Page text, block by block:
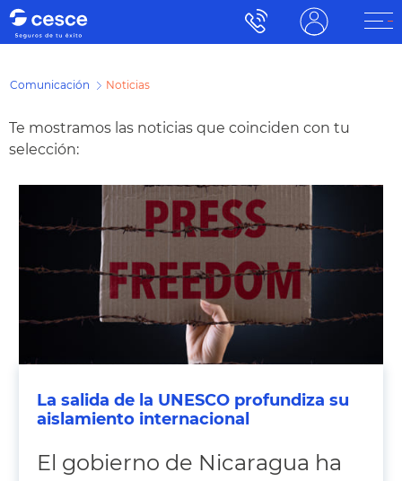
Comunicación Noticias
Te mostramos las noticias que coinciden con tu
selección:
La salida de la UNESCO profundiza su
aislamiento internacional
El gobierno de Nicaragua ha